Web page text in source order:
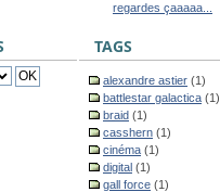
regardes çaaaaa...
TAGS
alexandre astier (1)
battlestar galactica (1)
braid (1)
casshern (1)
cinéma (1)
digital (1)
gall force (1)